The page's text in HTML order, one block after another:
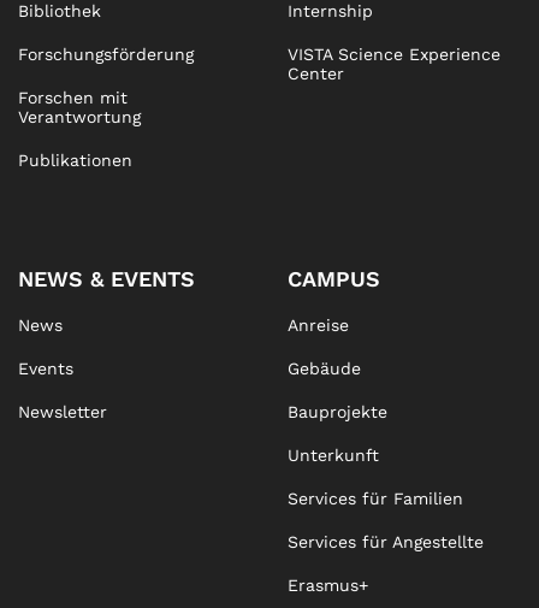
Bibliothek
Forschungsförderung
Forschen mit
Verantwortung
Publikationen
Internship
VISTA Science Experience
Center
NEWS & EVENTS
News
Events
Newsletter
CAMPUS
Anreise
Gebäude
Bauprojekte
Unterkunft
Services für Familien
Services für Angestellte
Erasmus+